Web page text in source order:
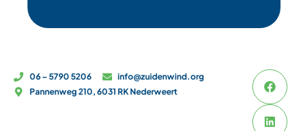
06 – 5790 5206
info@zuidenwind.org
Pannenweg 210, 6031 RK Nederweert